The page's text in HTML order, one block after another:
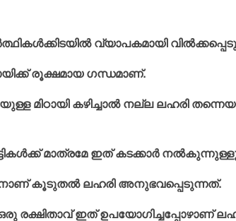
വ്യാപകമായി
രൂക്ഷമായ ഗന്ധമാണ്.
മിഠായി കഴിച്ചാല്‍ നല്ല ലഹരി
മാത്രമേ ഇത് കടക്കാര്‍
കൂടുതല്‍ ലഹരി അനുഭവപ്പെടുന്നത്.
ഒരു രക്ഷിതാവ് ഇത് ഉപയോഗിച്ചപ്പോഴാണ്